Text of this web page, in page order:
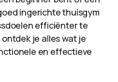
ingerichte thuisgym
efficiënter te
je alles wat je
en effectieve